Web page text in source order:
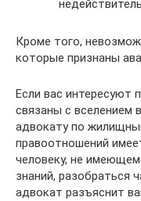
Кроме того,
которые признаны
Если вас интересуют
связаны с вселением
адвокату по
правоотношений
человеку, не
знаний, разобраться
адвокат разъяснит